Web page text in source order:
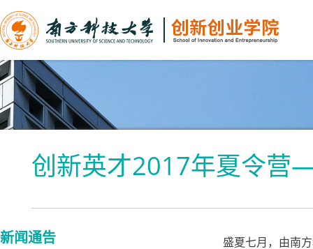
创新英才2017年夏令
新闻通告
盛夏七月，由南方